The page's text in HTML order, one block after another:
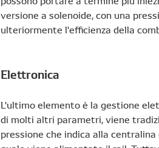
versione a solenoide, con una
ulteriormente l'efficienza della
Elettronica
L'ultimo elemento è la gestione
di molti altri parametri, viene
pressione che indica alla